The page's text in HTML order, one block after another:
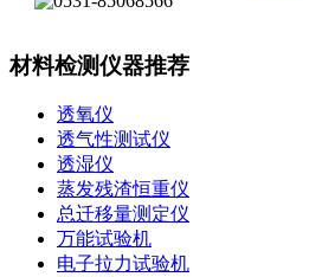
材料检测仪器推荐
透氧仪
透气性测试仪
透湿仪
蒸发残渣恒重仪
总迁移量测定仪
万能试验机
电子拉力试验机